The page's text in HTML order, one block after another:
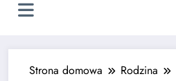
Strona domowa Rodzina